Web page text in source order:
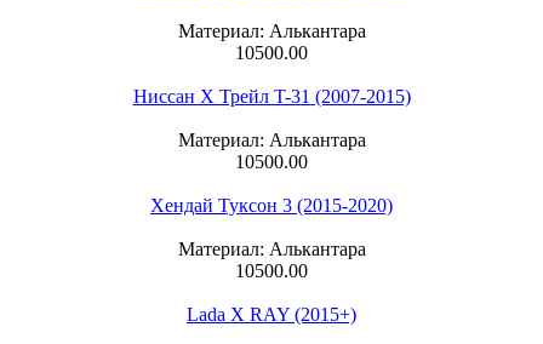
Материал: Алькантара
10500.00
Ниссан Х Трейл T-31 (2007-2015)
Материал: Алькантара
10500.00
Хендай Туксон 3 (2015-2020)
Материал: Алькантара
10500.00
Lada X RAY (2015+)